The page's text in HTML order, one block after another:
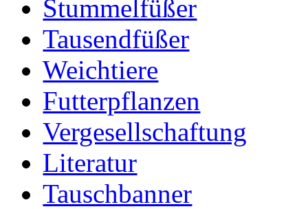
Stummelfüßer
Tausendfüßer
Weichtiere
Futterpflanzen
Vergesellschaftung
Literatur
Tauschbanner